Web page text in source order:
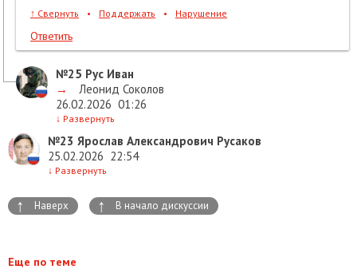
↑ Свернуть • Поддержать • Нарушение
Ответить
№25 Рус Иван
→
Леонид Соколов
26.02.2026 01:26
↓ Развернуть
№23 Ярослав Александрович Русаков
25.02.2026 22:54
↓ Развернуть
↑ Наверх ↑ В начало дискуссии
Еще по теме